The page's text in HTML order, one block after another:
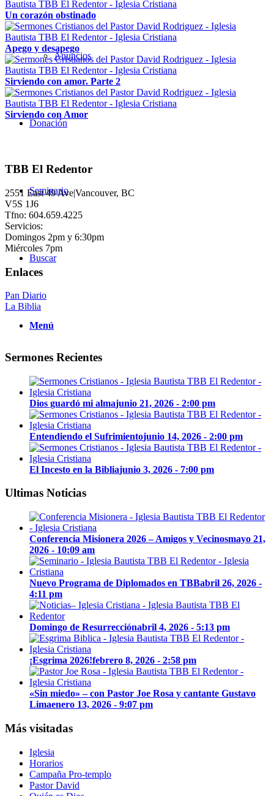
Anuncios
Donación
Seminario
Buscar
Menú
Un corazón obstinado
Apego y desapego
Sirviendo con amor. Parte 2
Sirviendo con Amor
TBB El Redentor
2551 East 49 Ave|Vancouver, BC
V5S 1J6
Tfno: 604.659.4225
Servicios:
Domingos 2pm y 6:30pm
Miércoles 7pm
Enlaces
Pan Diario
La Biblia
Sermones Recientes
Dios guardó mi almajunio 21, 2026 - 2:00 pm
Entendiendo el Sufrimientojunio 14, 2026 - 2:00 pm
El Incesto en la Bibliajunio 3, 2026 - 7:00 pm
Ultimas Noticias
Conferencia Misionera 2026 – Amigos y Vecinosmayo 21,
2026 - 10:09 am
Nuevo Programa de Diplomados en TBBabril 26, 2026 -
4:11 pm
Domingo de Resurrecciónabril 4, 2026 - 5:13 pm
¡Esgrima 2026!febrero 8, 2026 - 2:58 pm
«Sin miedo» – con Pastor Joe Rosa y cantante Gustavo
Limaenero 13, 2026 - 9:07 pm
Más visitadas
Iglesia
Horarios
Campaña Pro-templo
Pastor David